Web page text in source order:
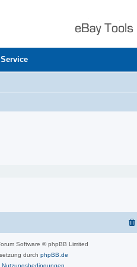
Service
Software © phpBB Limited
durch phpBB.de
Nutzungsbedingungen